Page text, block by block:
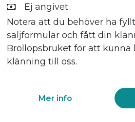
Ej angivet
Notera att du behöver ha
säljformulär och fått din
Bröllopsbruket för att kunna
klänning till oss.
Mer info